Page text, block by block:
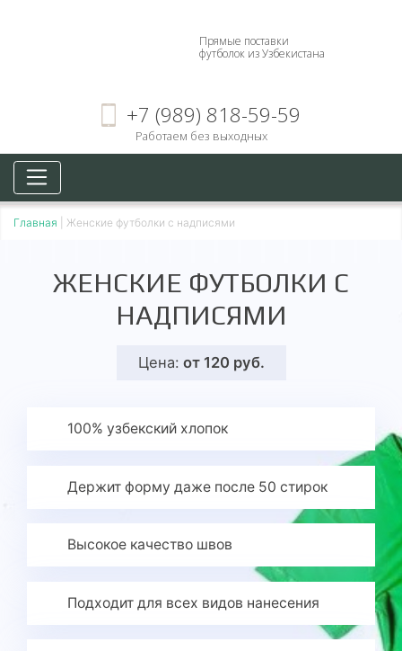
Прямые поставки
футболок из Узбекистана
+7 (989) 818-59-59
Работаем без выходных
Главная Женские футболки с надписями
ЖЕНСКИЕ ФУТБОЛКИ С
НАДПИСЯМИ
Цена: от 120 руб.
100% узбекский хлопок
Держит форму даже после 50 стирок
Высокое качество швов
Подходит для всех видов нанесения